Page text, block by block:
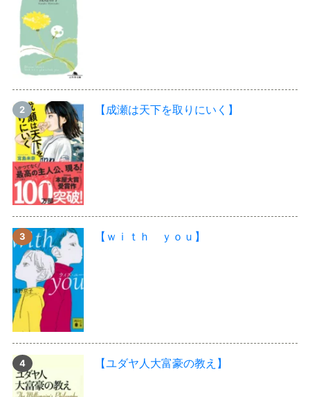
【成瀬は天下を取りにいく】
【ｗｉｔｈ ｙｏｕ】
【ユダヤ人大富豪の教え】